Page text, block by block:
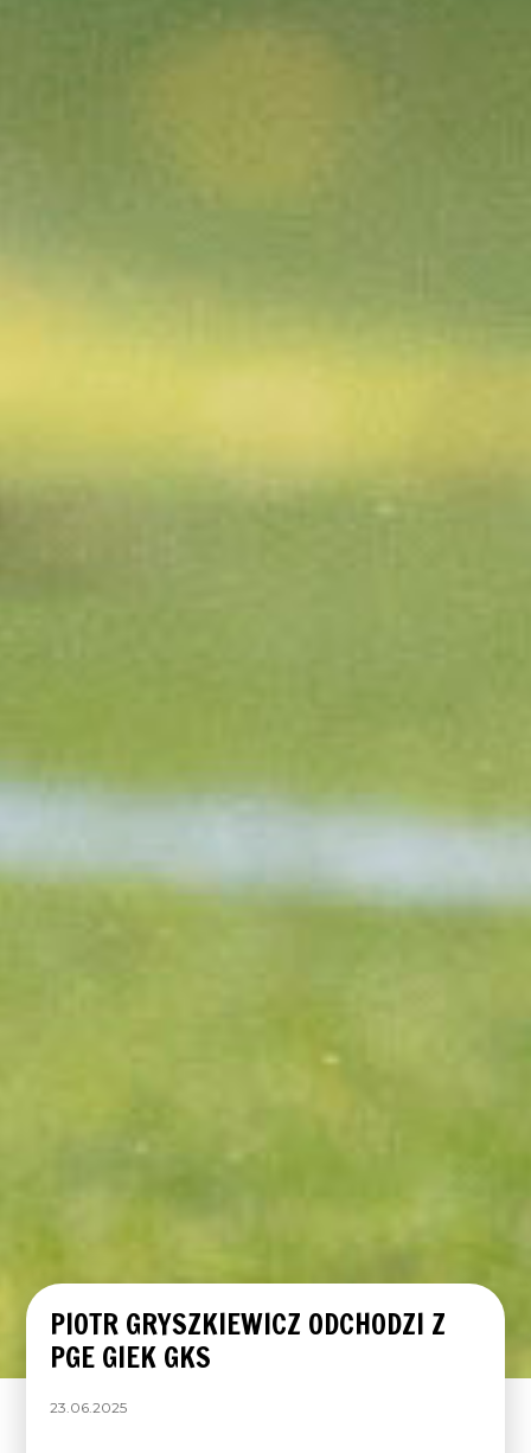
PIOTR GRYSZKIEWICZ ODCHODZI Z
PGE GIEK GKS
23.06.2025